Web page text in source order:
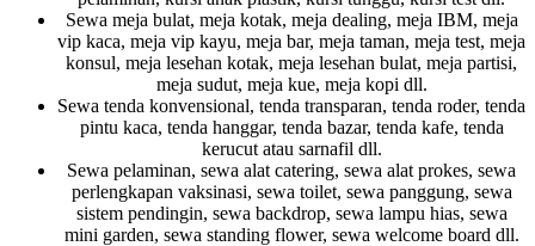
Sewa meja bulat, meja kotak, meja dealing, meja IBM, meja
vip kaca, meja vip kayu, meja bar, meja taman, meja test, meja
konsul, meja lesehan kotak, meja lesehan bulat, meja partisi,
meja sudut, meja kue, meja kopi dll.
Sewa tenda konvensional, tenda transparan, tenda roder, tenda
pintu kaca, tenda hanggar, tenda bazar, tenda kafe, tenda
kerucut atau sarnafil dll.
Sewa pelaminan, sewa alat catering, sewa alat prokes, sewa
perlengkapan vaksinasi, sewa toilet, sewa panggung, sewa
sistem pendingin, sewa backdrop, sewa lampu hias, sewa
mini garden, sewa standing flower, sewa welcome board dll.